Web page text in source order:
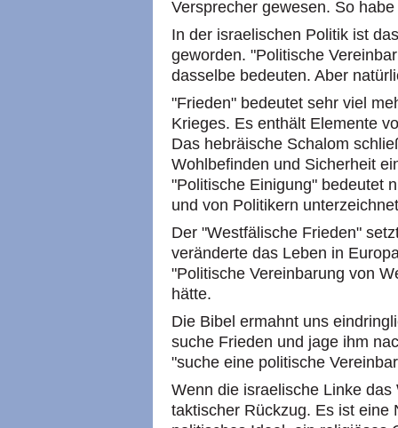
Versprecher gewesen. So
In der israelischen Politik ist
geworden. "Politische
dasselbe bedeuten. Aber
"Frieden" bedeutet sehr viel
Krieges. Es enthält Elemente
Das hebräische Schalom
Wohlbefinden und Sicherheit
"Politische Einigung" bedeutet
und von Politikern
Der "Westfälische Frieden"
veränderte das Leben in
"Politische Vereinbarung von
hätte.
Die Bibel ermahnt uns
suche Frieden und jage ihm
"suche eine politische
Wenn die israelische Linke
taktischer Rückzug. Es ist eine